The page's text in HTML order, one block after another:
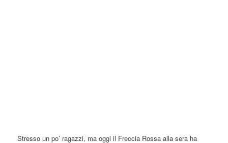
Stresso un po’ ragazzi, ma oggi il Freccia Rossa alla sera ha